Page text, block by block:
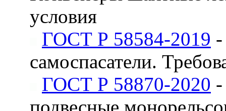
условия
ГОСТ Р 58584-2019
самоспасатели.
ГОСТ Р 58870-2020
подвесные